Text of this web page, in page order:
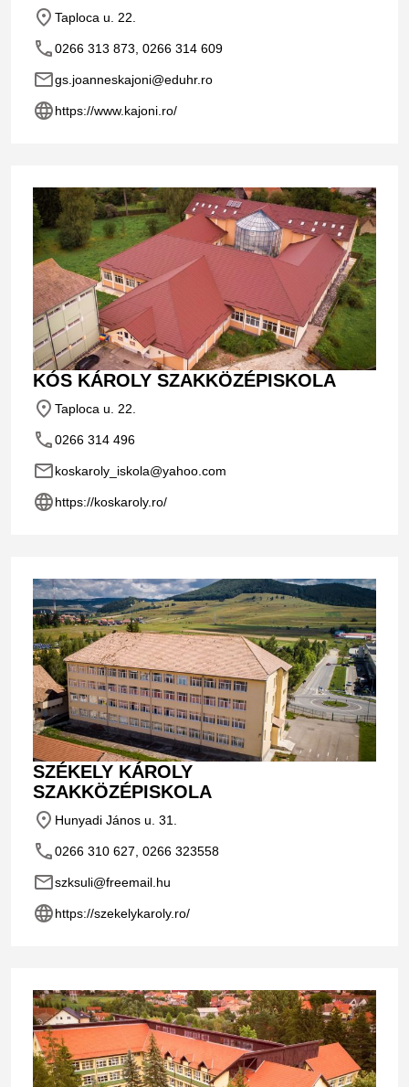
place Taploca u. 22.
phone0266 313 873, 0266 314 609
emailgs.joanneskajoni@eduhr.ro
languagehttps://www.kajoni.ro/
KÓS KÁROLY SZAKKÖZÉPISKOLA
place Taploca u. 22.
phone0266 314 496
emailkoskaroly_iskola@yahoo.com
languagehttps://koskaroly.ro/
SZÉKELY KÁROLY
SZAKKÖZÉPISKOLA
place Hunyadi János u. 31.
phone0266 310 627, 0266 323558
emailszksuli@freemail.hu
languagehttps://szekelykaroly.ro/